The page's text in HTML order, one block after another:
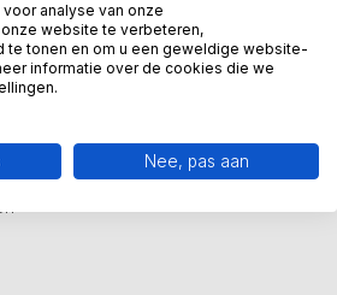
analyse van onze
website te verbeteren,
te tonen en om u een geweldige website-
informatie over de cookies die we
Nee, pas aan